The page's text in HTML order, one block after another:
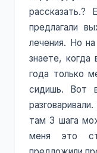
предлагали
лечения. Но
знаете,
года только
сидишь. Вот
там 3 шага
меня это